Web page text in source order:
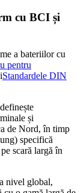
cu BCI și
a bateriilor cu
pentru
Standardele DIN
și
de Nord, în timp
specifică
scară largă în
nivel global,